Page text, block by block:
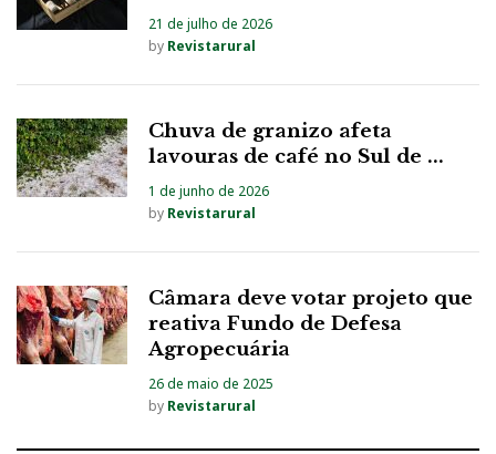
21 de julho de 2026
by Revistarural
Chuva de granizo afeta
lavouras de café no Sul de ...
1 de junho de 2026
by Revistarural
Câmara deve votar projeto que
reativa Fundo de Defesa
Agropecuária
26 de maio de 2025
by Revistarural